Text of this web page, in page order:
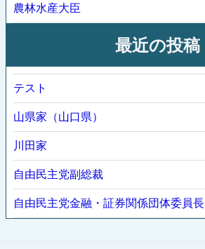
農林水産大臣
最近の投稿
テスト
山県家（山口県）
川田家
自由民主党副総裁
自由民主党金融・証券関係団体委員長